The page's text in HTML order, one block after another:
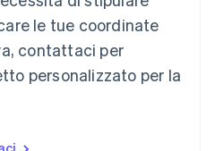
le tue coordinate
contattaci per
personalizzato per la